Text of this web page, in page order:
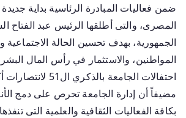
ضمن فعاليات المبادرة الرئاسية بداية جديدة
المصرى، والتى أطلقها الرئيس عبد
الجمهورية، بهدف تحسين الحالة الاجتماعية
المواطنين، والاستثمار في رأس المال
احتفالات الجامعة
مضيفاً أن إدارة الجامعة تحرص على دمج
بكافة الفعاليات الثقافية والعلمية التى